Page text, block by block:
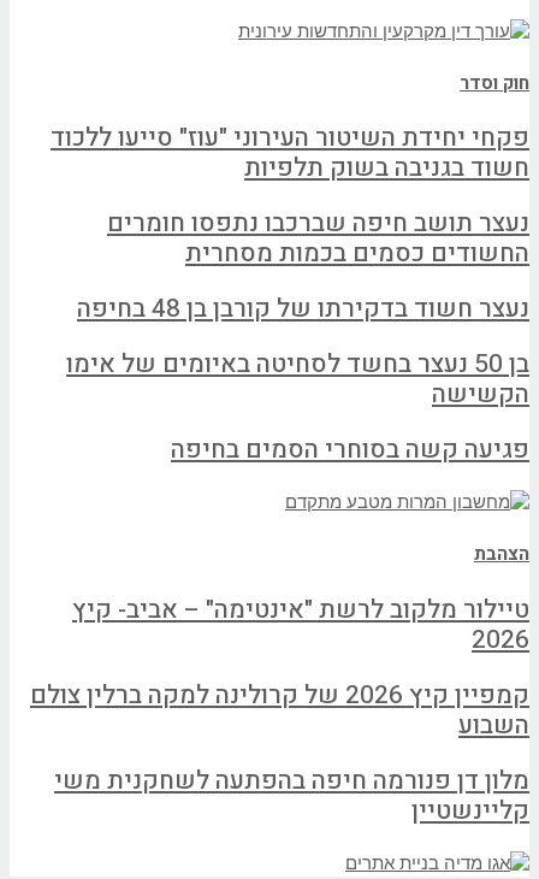
חוק וסדר
פקחי יחידת השיטור העירוני "עוז" סייעו ללכוד
חשוד בגניבה בשוק תלפיות
נעצר תושב חיפה שברכבו נתפסו חומרים
החשודים כסמים בכמות מסחרית
נעצר חשוד בדקירתו של קורבן בן 48 בחיפה
בן 50 נעצר בחשד לסחיטה באיומים של אימו
הקשישה
פגיעה קשה בסוחרי הסמים בחיפה
הצהבת
טיילור מלקוב לרשת "אינטימה" – אביב- קיץ
2026
קמפיין קיץ 2026 של קרולינה למקה ברלין צולם
השבוע
מלון דן פנורמה חיפה בהפתעה לשחקנית משי
קליינשטיין